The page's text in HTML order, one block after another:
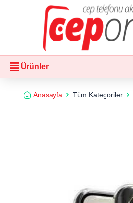
Ürünler
Anasayfa Tüm Kategoriler